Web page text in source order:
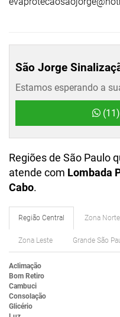
São Jorge
Estamos esperando a
Regiões de São Paulo
atende com Lombada
Cabo.
Região Central Zona Norte
Zona Leste Grande São
Aclimação
Bom Retiro
Cambuci
Consolação
Glicério